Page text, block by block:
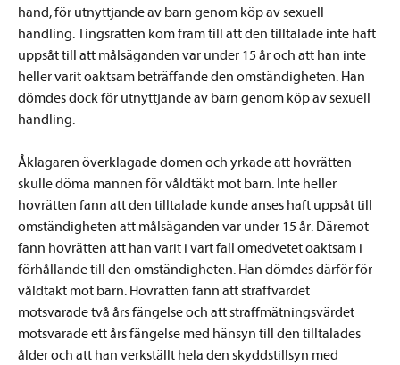
hand, för utnyttjande av barn genom köp av sexuell
handling. Tingsrätten kom fram till att den tilltalade inte haft
uppsåt till att målsäganden var under 15 år och att han inte
heller varit oaktsam beträffande den omständigheten. Han
dömdes dock för utnyttjande av barn genom köp av sexuell
handling.
Åklagaren överklagade domen och yrkade att hovrätten
skulle döma mannen för våldtäkt mot barn. Inte heller
hovrätten fann att den tilltalade kunde anses haft uppsåt till
omständigheten att målsäganden var under 15 år. Däremot
fann hovrätten att han varit i vart fall omedvetet oaktsam i
förhållande till den omständigheten. Han dömdes därför för
våldtäkt mot barn. Hovrätten fann att straffvärdet
motsvarade två års fängelse och att straffmätningsvärdet
motsvarade ett års fängelse med hänsyn till den tilltalades
ålder och att han verkställt hela den skyddstillsyn med